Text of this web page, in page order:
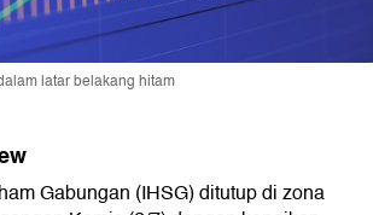
latar belakang hitam
Gabungan (IHSG) ditutup di zona